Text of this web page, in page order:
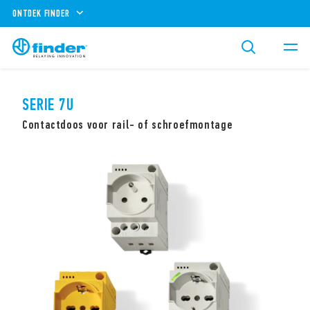
ONTDEK FINDER
SERIE 7U
Contactdoos voor rail- of schroefmontage